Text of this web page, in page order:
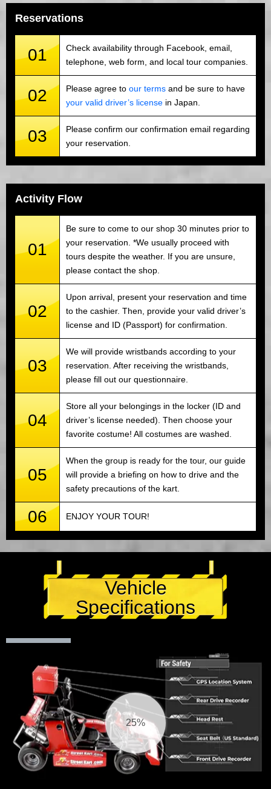
Reservations
01
Check availability through Facebook, email,
telephone, web form, and local tour companies.
02 Please agree to our terms and be sure to have
your valid driver’s license in Japan.
03
Please confirm our confirmation email regarding
your reservation.
Activity Flow
01
Be sure to come to our shop 30 minutes prior to
your reservation. *We usually proceed with
tours despite the weather. If you are unsure,
please contact the shop.
02
Upon arrival, present your reservation and time
to the cashier. Then, provide your valid driver’s
license and ID (Passport) for confirmation.
03
We will provide wristbands according to your
reservation. After receiving the wristbands,
please fill out our questionnaire.
04
Store all your belongings in the locker (ID and
driver’s license needed). Then choose your
favorite costume! All costumes are washed.
05
When the group is ready for the tour, our guide
will provide a briefing on how to drive and the
safety precautions of the kart.
06 ENJOY YOUR TOUR!
Vehicle
Specifications
25%